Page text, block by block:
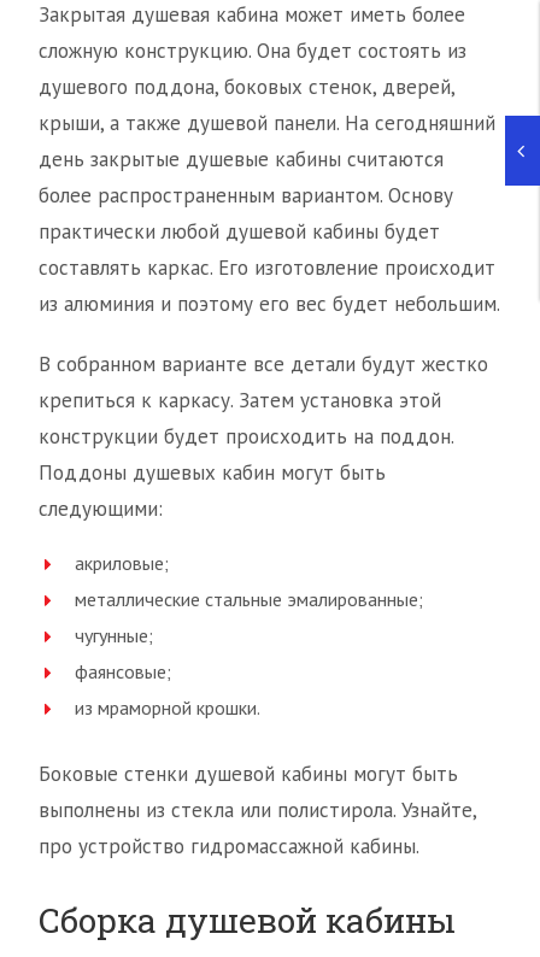
Закрытая душевая кабина может иметь более
сложную конструкцию. Она будет состоять из
душевого поддона, боковых стенок, дверей,
крыши, а также душевой панели. На сегодняшний
день закрытые душевые кабины считаются
более распространенным вариантом. Основу
практически любой душевой кабины будет
составлять каркас. Его изготовление происходит
из алюминия и поэтому его вес будет небольшим.
В собранном варианте все детали будут жестко
крепиться к каркасу. Затем установка этой
конструкции будет происходить на поддон.
Поддоны душевых кабин могут быть
следующими:
акриловые;
металлические стальные эмалированные;
чугунные;
фаянсовые;
из мраморной крошки.
Боковые стенки душевой кабины могут быть
выполнены из стекла или полистирола. Узнайте,
про устройство гидромассажной кабины.
Сборка душевой кабины